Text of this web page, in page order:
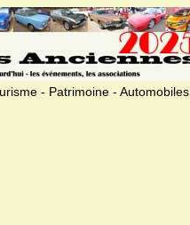
- Patrimoine - Automobiles